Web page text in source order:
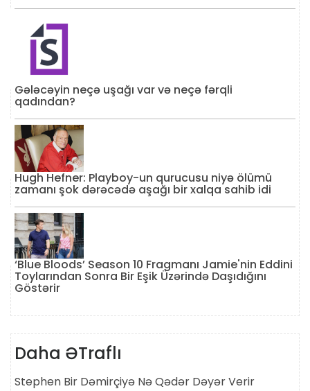
Gələcəyin neçə uşağı var və neçə fərqli
qadından?
Hugh Hefner: Playboy-un qurucusu niyə ölümü
zamanı şok dərəcədə aşağı bir xalqa sahib idi
‘Blue Bloods’ Season 10 Fragmanı Jamie'nin Eddini
Toylarından Sonra Bir Eşik Üzərində Daşıdığını
Göstərir
Daha ƏTraflı
Stephen Bir Dəmirçiyə Nə Qədər Dəyər Verir